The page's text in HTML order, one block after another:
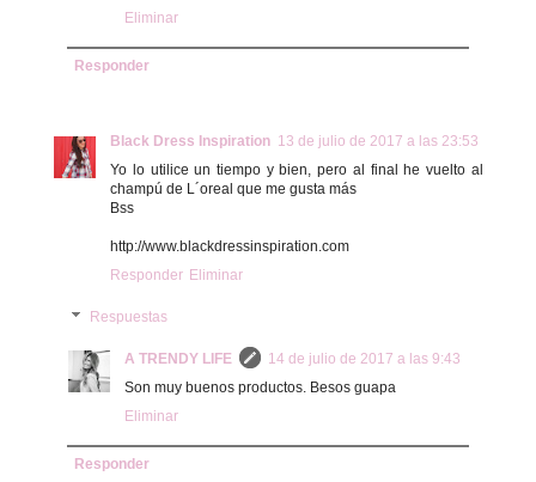
Eliminar
Responder
Black Dress Inspiration 13 de julio de 2017 a las 23:53
Yo lo utilice un tiempo y bien, pero al final he vuelto al
champú de L´oreal que me gusta más
Bss
http://www.blackdressinspiration.com
Responder Eliminar
Respuestas
A TRENDY LIFE
14 de julio de 2017 a las 9:43
Son muy buenos productos. Besos guapa
Eliminar
Responder